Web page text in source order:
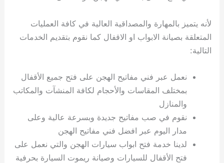
لأنه يتميز بالمهارة والمصداقية العالية في كافة العمليات
المتعلقة بصيانة الابواب او الاقفال كما نقوم بتقديم الخدمات
التالية:
نعمل عبر فني مفاتيح الهجن على فتح جميع الأقفال
بمختلف المقاسات والأحجام لكافة المنشآت والمكاتب
والمنازل
نقوم في صب مفاتيح جديدة وبسرعة عالية وعلى
مدار اليوم عبر افضل فني مفاتيح الهجن
لدينا خدمة فتح ابواب سيارات الهجن والتي نعمل على
فتح الأقفال للسيارات وصيانة ريموت السيارة بحرفية